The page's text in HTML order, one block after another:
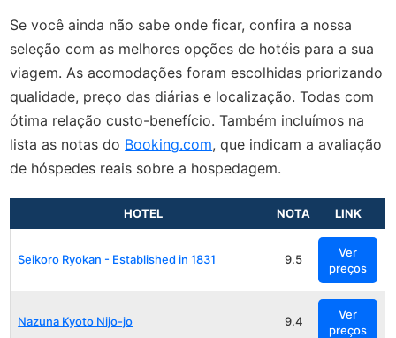
Se você ainda não sabe onde ficar, confira a nossa
seleção com as melhores opções de hotéis para a sua
viagem. As acomodações foram escolhidas priorizando
qualidade, preço das diárias e localização. Todas com
ótima relação custo-benefício. Também incluímos na
lista as notas do Booking.com, que indicam a avaliação
de hóspedes reais sobre a hospedagem.
HOTEL NOTA LINK
Seikoro Ryokan - Established in 1831 9.5
Ver
preços
Nazuna Kyoto Nijo-jo 9.4
Ver
preços